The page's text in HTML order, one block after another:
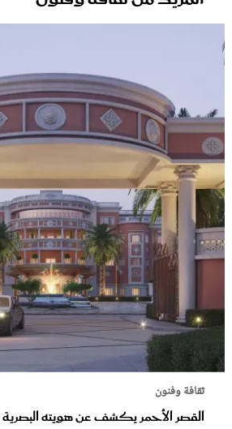
ثقافة وفنون
القصر الأحمر يكشف عن هويته البصرية